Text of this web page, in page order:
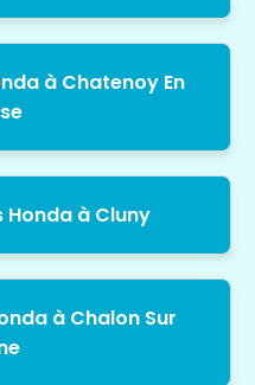
à Chatenoy En
à Cluny
à Chalon Sur